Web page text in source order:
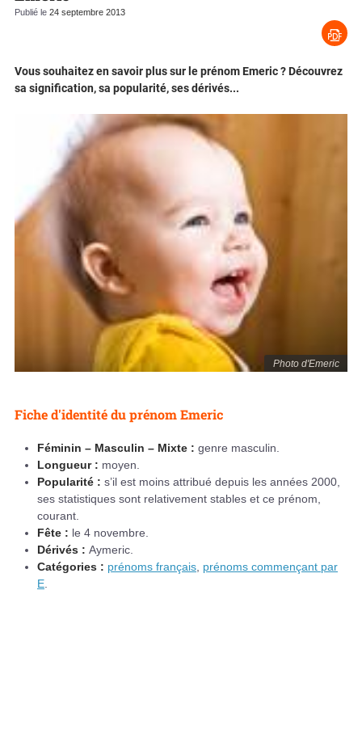
Publié le 24 septembre 2013
Photo d'Emeric
Vous souhaitez en savoir plus sur le prénom Emeric ? Découvrez
sa signification, sa popularité, ses dérivés...
Fiche d'identité du prénom Emeric
Féminin – Masculin – Mixte : genre masculin.
Longueur : moyen.
Popularité : s’il est moins attribué depuis les années 2000,
ses statistiques sont relativement stables et ce prénom,
courant.
Fête : le 4 novembre.
Dérivés : Aymeric.
Catégories : prénoms français prénoms commençant par
E